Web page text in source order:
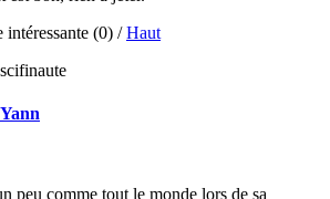
intéressante (0) /Haut
peu comme tout le monde lors de sa